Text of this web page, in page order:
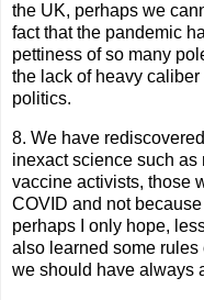
the UK, perhaps we
fact that the pandemic
pettiness of so many
the lack of heavy
politics.
8. We have
inexact science such
vaccine activists, those
COVID and not
perhaps I only hope,
also learned some
we should have always